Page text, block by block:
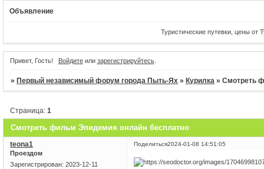
Объявление
Туристические путевки, цены от
Привет, Гость! Войдитеили зарегистрируйтесь.
»Первый независимый форум города Пыть-Ях »Курилка »Смотреть
Смотреть фильм Эпидемия онлайн бесплатно
Страница:1
Поделиться2024-01-08 14:51:05
teona1
Проездом
Зарегистрирован: 2023-12-11